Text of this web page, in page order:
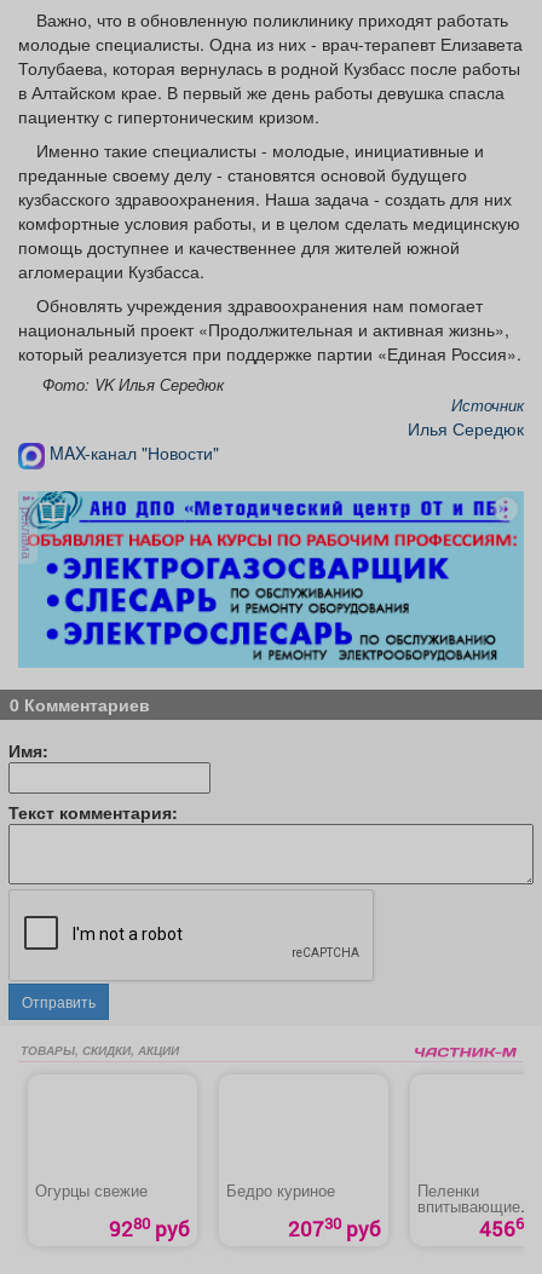
Товары Поздравления Погода
ТВ программа Я - пенсионер
Важно, что в обновленную поликлинику приходят работать
молодые специалисты. Одна из них - врач-терапевт Елизавета
Толубаева, которая вернулась в родной Кузбасс после работы
в Алтайском крае. В первый же день работы девушка спасла
пациентку с гипертоническим кризом.
Именно такие специалисты - молодые, инициативные и
преданные своему делу - становятся основой будущего
кузбасского здравоохранения. Наша задача - создать для них
комфортные условия работы, и в целом сделать медицинскую
помощь доступнее и качественнее для жителей южной
агломерации Кузбасса.
Обновлять учреждения здравоохранения нам помогает
национальный проект «Продолжительная и активная жизнь»,
который реализуется при поддержке партии «Единая Россия».
Фото: VK Илья Середюк
Источник
Илья Середюк
MAX-канал "Новости"
реклама
0 Комментариев
Имя:
Текст комментария:
Отправить
ТОВАРЫ, СКИДКИ, АКЦИИ
Огурцы свежие
9280 руб
Бедро куриное
20730 руб
Пеленки
впитывающие
«Медлил»45660